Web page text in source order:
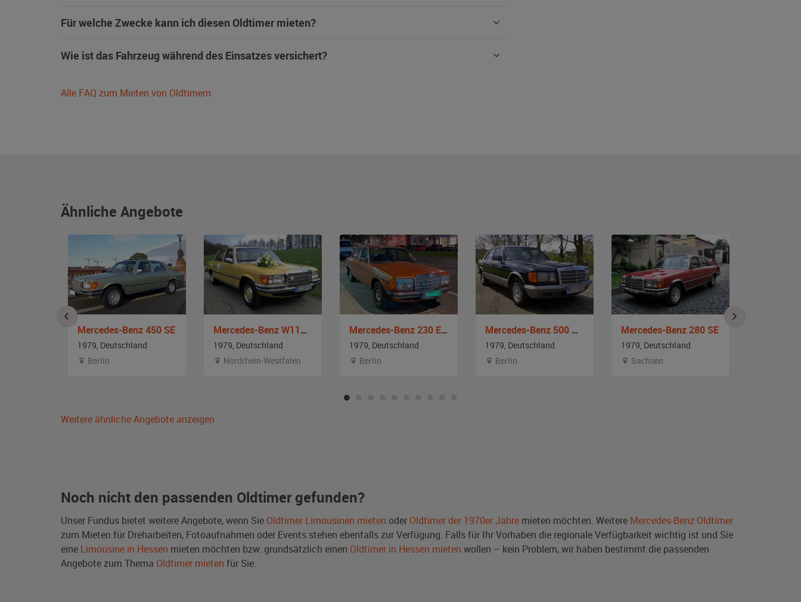
Für welche Zwecke kann ich diesen Oldtimer mieten?
Wie ist das Fahrzeug während des Einsatzes versichert?
Alle FAQ zum Mieten von Oldtimern
Ähnliche Angebote
Mercedes-Benz 450 SE
1979, Deutschland
Berlin
Mercedes-Benz W116 280SE
1979, Deutschland
Nordrhein-Westfalen
Mercedes-Benz 230 E W123
1979, Deutschland
Berlin
Mercedes-Benz 500 SE - W 126
1979, Deutschland
Berlin
Mercedes-Benz 280 SE
1979, Deutschland
Sachsen
Weitere ähnliche Angebote anzeigen
Noch nicht den passenden Oldtimer gefunden?
Unser Fundus bietet weitere Angebote, wenn Sie Oldtimer Limousinen mieten oder Oldtimer der 1970er Jahre mieten möchten. Weitere Mercedes-Benz Oldtimer
zum Mieten für Dreharbeiten, Fotoaufnahmen oder Events stehen ebenfalls zur Verfügung. Falls für Ihr Vorhaben die regionale Verfügbarkeit wichtig ist und Sie
eine Limousine in Hessen mieten möchten bzw. grundsätzlich einen Oldtimer in Hessen mieten wollen – kein Problem, wir haben bestimmt die passenden
Angebote zum Thema Oldtimer mieten für Sie.